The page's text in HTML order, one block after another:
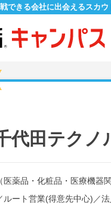
できる会社に出会えるスカウ
代田テクノ
医薬品・化粧品・医療機器関
ルート営業(得意先中心) ／